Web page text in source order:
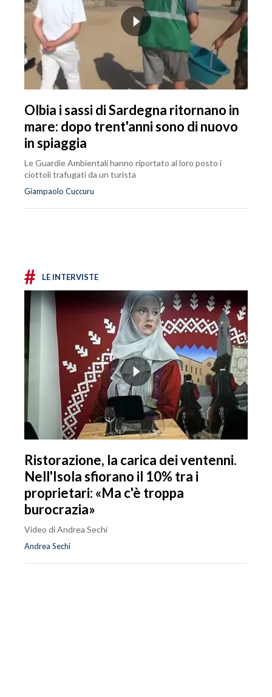
Olbia i sassi di Sardegna ritornano in
mare: dopo trent'anni sono di nuovo
in spiaggia
Le Guardie Ambientali hanno riportato al loro posto i
ciottoli trafugati da un turista
Giampaolo Cuccuru
# LE INTERVISTE
Ristorazione, la carica dei ventenni.
Nell'Isola sfiorano il 10% tra i
proprietari: «Ma c'è troppa
burocrazia»
Video di Andrea Sechi
Andrea Sechi